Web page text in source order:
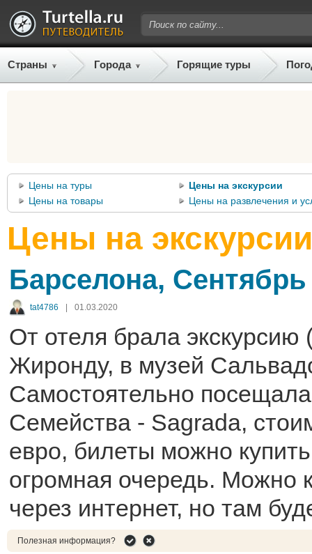
Страны Города Горящие туры
Цены на туры
Цены на экскурсии
Цены на товары
Цены на развлечения и
Цены на
Барселона, Сентябрь
tat4786 01.03.2020
От отеля брала экскурсию
Жиронду, в музей
Самостоятельно
Семейства - Sagrada,
евро, билеты можно
огромная очередь. Можно
через интернет, но там
Полезная информация?